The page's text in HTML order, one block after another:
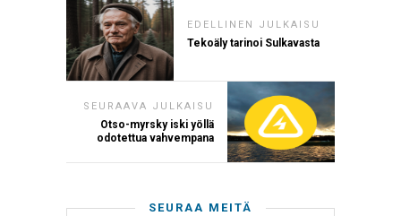
EDELLINEN JULKAISU
Tekoäly tarinoi Sulkavasta
SEURAAVA JULKAISU
Otso-myrsky iski yöllä
odotettua vahvempana
SEURAA MEITÄ